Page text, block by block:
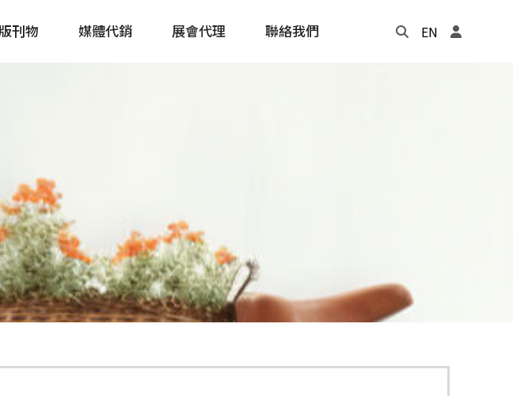
刊物
戶外探索 Outside
主題書籍
媒體代銷 展會代理 聯絡我們 EN